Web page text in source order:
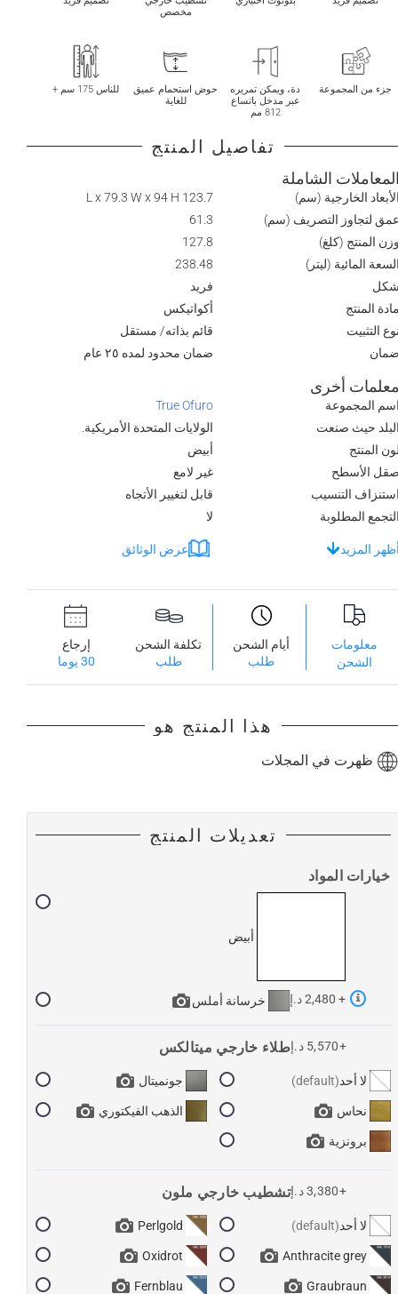
مخصص
جزء من المجموعة
دة، ويمكن تمريره
عبر مدخل باتساع
812 مم
حوض استحمام عميق
للغاية
للناس 175 سم +
تفاصيل المنتج
الشاملة
الخارجية (سم)
123.7 L x 79.3 W x 94 H
لتجاوز التصريف (سم)
61.3
المنتج (كلغ)
127.8
المائية (ليتر)
238.48
فريد
المنتج
أكواتيكس
التثبيت
قائم بذاته/ مستقل
ضمان محدود لمده ٢٥ عام
أخرى
المجموعة
True Ofuro
حيث صنعت
الولايات المتحدة الأمريكية.
المنتج
أبيض
الأسطح
غير لامع
التنسيب
قابل لتغيير الأتجاه
المطلوبة
لا
المزيد عرض الوثائق
معلومات
الشحن
أيام الشحن
طلب
تكلفة الشحن
طلب
إرجاع
30 يوما
هذا المنتج هو
ظهرت في المجلات
تعديلات المنتج
خيارات المواد
أبيض
خرسانة أملس + 2,480 د.إ
طلاء خارجي ميتالكس +5,570 د.إ
لا أحد
نحاس
برونزية
جونميتال
الذهب الفيكتوري
تشطيب خارجي ملون +3,380 د.إ
لا أحد
Anthracite grey
Graubraun
Perlgold
Oxidrot
Fernblau